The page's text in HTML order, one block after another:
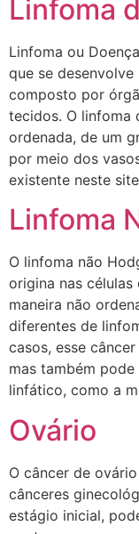
Linfoma
Linfoma ou
que se
composto por
tecidos. O linfoma
ordenada, de um
por meio dos
existente neste
Linfoma
O linfoma não
origina nas
maneira não
diferentes de
casos, esse
mas também
linfático, como a
Ovário
O câncer de
cânceres
estágio inicial,